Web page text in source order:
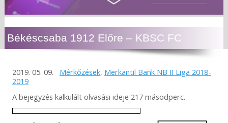
Békéscsaba 1912 Előre – KBSC FC
2019. 05. 09. Mérkőzések, Merkantil Bank NB II Liga 2018-
2019
A bejegyzés kalkulált olvasási ideje 217 másodperc.